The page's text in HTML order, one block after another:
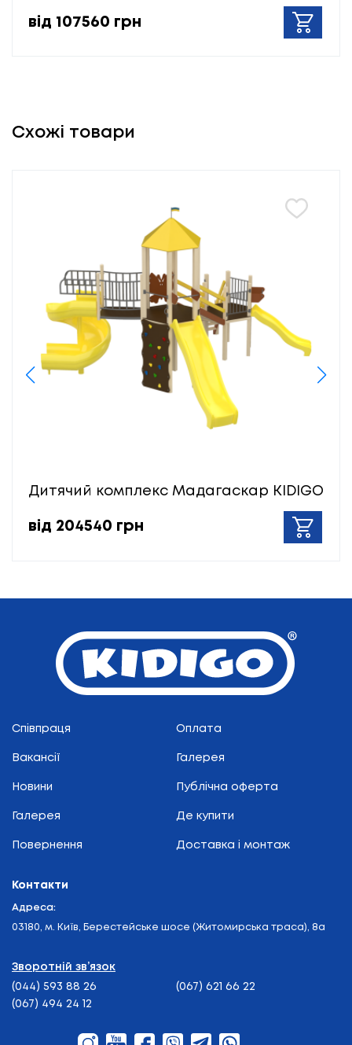
від 107560 грн
Схожі товари
Дитячий комплекс Мадагаскар KIDIGO
від 204540 грн
Співпраця Оплата
Вакансії Галерея
Новини Публічна оферта
Галерея Де купити
Повернення Доставка і монтаж
Контакти
Адреса:
03180, м. Київ, Берестейське шосе (Житомирська траса), 8а
Зворотній зв’язок
(044) 593 88 26
(067) 621 66 22
(067) 494 24 12